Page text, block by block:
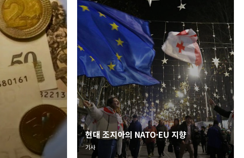
현대 조지아의 NATO·EU 지향
기사